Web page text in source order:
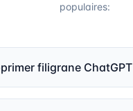
populaires:
filigrane ChatGPT